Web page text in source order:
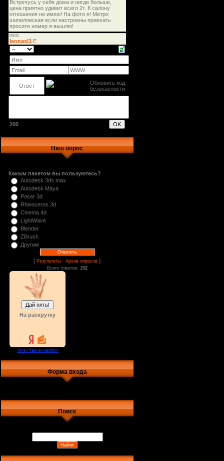
200
Наш опрос
Какым пакетом вы пользуютесь?
Autodesk 3ds max
Autodesk Maya
Poser 3d
Rhinoceros 3d
Cinema 4d
LightWave
Blender
ZBrush
Другим
[Результаты ·Архив опросов ]
Всего ответов: 152
На раскрутку
Форма входа
Поиск